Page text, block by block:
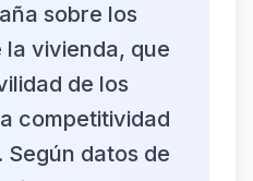
sobre los
la vivienda, que
de los
competitividad
Según datos de